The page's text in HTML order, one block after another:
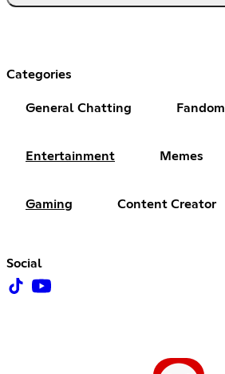
Categories
General Chatting Fandom
Entertainment Memes
Gaming Content Creator
Social